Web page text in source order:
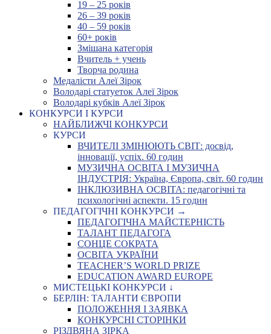
19 – 25 років
26 – 39 років
40 – 59 років
60+ років
Змішана категорія
Вчитель + учень
Творча родина
Медалісти Алеї Зірок
Володарі статуеток Алеї Зірок
Володарі кубків Алеї Зірок
КОНКУРСИ І КУРСИ
НАЙБЛИЖЧІ КОНКУРСИ
КУРСИ
ВЧИТЕЛІ ЗМІНЮЮТЬ СВІТ: досвід,
інновації, успіх. 60 годин
МУЗИЧНА ОСВІТА І МУЗИЧНА
ІНДУСТРІЯ: Україна, Європа, світ. 60 годин
ІНКЛЮЗИВНА ОСВІТА: педагогічні та
психологічні аспекти. 15 годин
ПЕДАГОГІЧНІ КОНКУРСИ →
ПЕДАГОГІЧНА МАЙСТЕРНІСТЬ
ТАЛАНТ ПЕДАГОГА
СОНЦЕ СОКРАТА
ОСВІТА УКРАЇНИ
TEACHER’S WORLD PRIZE
EDUCATION AWARD EUROPE
МИСТЕЦЬКІ КОНКУРСИ ↓
БЕРЛІН: ТАЛАНТИ ЄВРОПИ
ПОЛОЖЕННЯ І ЗАЯВКА
КОНКУРСНІ СТОРІНКИ
РІЗДВЯНА ЗІРКА